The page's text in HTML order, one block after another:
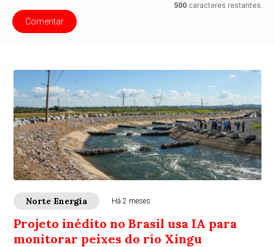
500caracteres restantes.
Comentar
Norte Energia Há 2 meses
Projeto inédito no Brasil usa IA para
monitorar peixes do rio Xingu